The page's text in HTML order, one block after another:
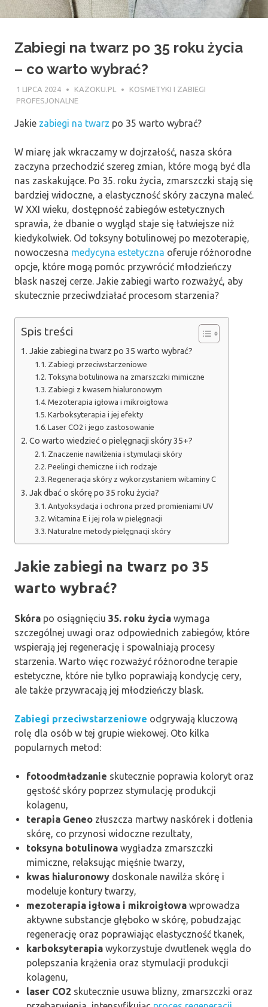
Zabiegi na twarz po 35 roku życia
– co warto wybrać?
1 LIPCA 2024 KAZOKU.PL
KOSMETYKI I ZABIEGI
PROFESJONALNE
Jakie zabiegi na twarz po 35 warto wybrać?
W miarę jak wkraczamy w dojrzałość, nasza skóra
zaczyna przechodzić szereg zmian, które mogą być dla
nas zaskakujące. Po 35. roku życia, zmarszczki stają się
bardziej widoczne, a elastyczność skóry zaczyna maleć.
W XXI wieku, dostępność zabiegów estetycznych
sprawia, że dbanie o wygląd staje się łatwiejsze niż
kiedykolwiek. Od toksyny botulinowej po mezoterapię,
nowoczesna medycyna estetyczna oferuje różnorodne
opcje, które mogą pomóc przywrócić młodzieńczy
blask naszej cerze. Jakie zabiegi warto rozważyć, aby
skutecznie przeciwdziałać procesom starzenia?
Spis treści
Jakie zabiegi na twarz po 35 warto wybrać?
Zabiegi przeciwstarzeniowe
Toksyna botulinowa na zmarszczki mimiczne
Zabiegi z kwasem hialuronowym
Mezoterapia igłowa i mikroigłowa
Karboksyterapia i jej efekty
Laser CO2 i jego zastosowanie
Co warto wiedzieć o pielęgnacji skóry 35+?
Znaczenie nawilżenia i stymulacji skóry
Peelingi chemiczne i ich rodzaje
Regeneracja skóry z wykorzystaniem witaminy C
Jak dbać o skórę po 35 roku życia?
Antyoksydacja i ochrona przed promieniami UV
Witamina E i jej rola w pielęgnacji
Naturalne metody pielęgnacji skóry
Jakie zabiegi na twarz po 35
warto wybrać?
Skóra po osiągnięciu 35. roku życia wymaga
szczególnej uwagi oraz odpowiednich zabiegów, które
wspierają jej regenerację i spowalniają procesy
starzenia. Warto więc rozważyć różnorodne terapie
estetyczne, które nie tylko poprawiają kondycję cery,
ale także przywracają jej młodzieńczy blask.
Zabiegi przeciwstarzeniowe odgrywają kluczową
rolę dla osób w tej grupie wiekowej. Oto kilka
popularnych metod:
fotoodmładzanie skutecznie poprawia koloryt oraz
gęstość skóry poprzez stymulację produkcji
kolagenu,
terapia Geneo złuszcza martwy naskórek i dotlenia
skórę, co przynosi widoczne rezultaty,
toksyna botulinowa wygładza zmarszczki
mimiczne, relaksując mięśnie twarzy,
kwas hialuronowy doskonale nawilża skórę i
modeluje kontury twarzy,
mezoterapia igłowa i mikroigłowa wprowadza
aktywne substancje głęboko w skórę, pobudzając
regenerację oraz poprawiając elastyczność tkanek,
karboksyterapia wykorzystuje dwutlenek węgla do
polepszania krążenia oraz stymulacji produkcji
kolagenu,
laser CO2 skutecznie usuwa blizny, zmarszczki oraz